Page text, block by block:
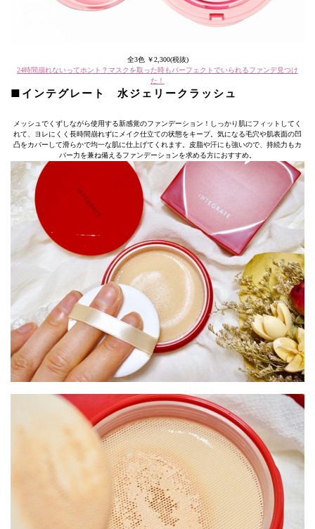
全3色 ￥2,300(税抜)
24時間崩れないってホント？マスクを取った時もパーフェクトでいられるファンデ見つけ
た！
■インテグレート 水ジェリークラッシュ
メッシュでくずしながら使用する新感覚のファンデーション！しっかり肌にフィットしてく
れて、ヨレにくく長時間崩れずにメイク仕立ての状態をキープ。気になる毛穴や肌表面の凹
凸をカバーして滑らかで均一な肌に仕上げてくれます。皮脂や汗にも強いので、持続力もカ
バー力を兼ね備えるファンデーションを求める方におすすめ。